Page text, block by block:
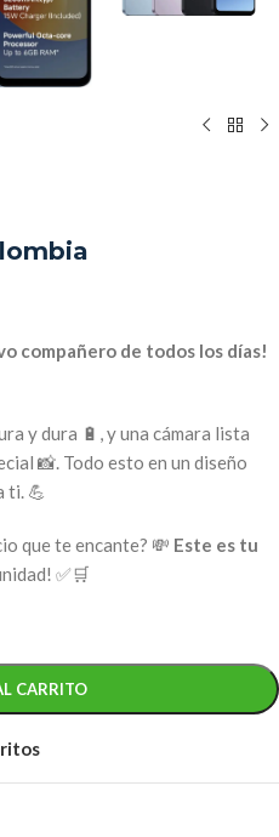
compañero de todos los días!
y dura 🔋, y una cámara lista
📸. Todo esto en un diseño
ti. 💪
que te encante? 💸 Este es tu
✅🛒
CARRITO